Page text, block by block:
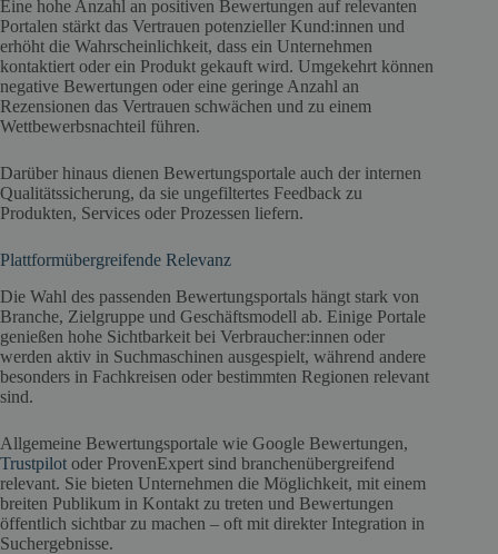
Eine hohe Anzahl an positiven Bewertungen auf relevanten
Portalen stärkt das Vertrauen potenzieller Kund:innen und
erhöht die Wahrscheinlichkeit, dass ein Unternehmen
kontaktiert oder ein Produkt gekauft wird. Umgekehrt können
negative Bewertungen oder eine geringe Anzahl an
Rezensionen das Vertrauen schwächen und zu einem
Wettbewerbsnachteil führen.
Darüber hinaus dienen Bewertungsportale auch der internen
Qualitätssicherung, da sie ungefiltertes Feedback zu
Produkten, Services oder Prozessen liefern.
Plattformübergreifende Relevanz
Die Wahl des passenden Bewertungsportals hängt stark von
Branche, Zielgruppe und Geschäftsmodell ab. Einige Portale
genießen hohe Sichtbarkeit bei Verbraucher:innen oder
werden aktiv in Suchmaschinen ausgespielt, während andere
besonders in Fachkreisen oder bestimmten Regionen relevant
sind.
Allgemeine Bewertungsportale wie Google Bewertungen,
Trustpilot oder ProvenExpert sind branchenübergreifend
relevant. Sie bieten Unternehmen die Möglichkeit, mit einem
breiten Publikum in Kontakt zu treten und Bewertungen
öffentlich sichtbar zu machen – oft mit direkter Integration in
Suchergebnisse.